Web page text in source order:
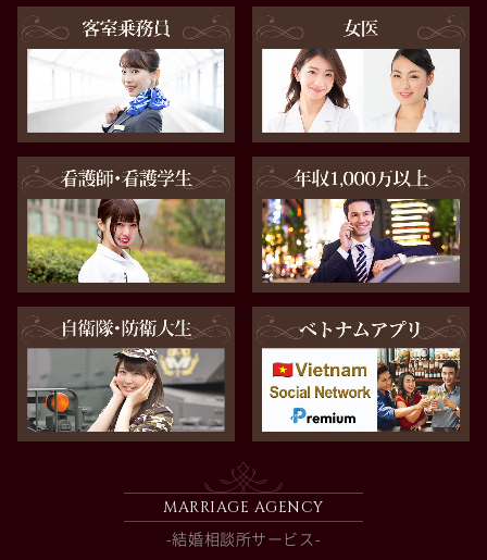
MARRIAGE AGENCY
-結婚相談所サービス-